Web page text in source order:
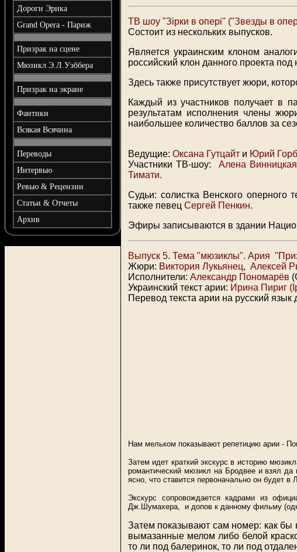
Дороги Эрика
Grand Opera - Париж
Призрак на сцене
Мюзикл Э.Л.Уэббера
Призрак на экране
Фантики
Всякая Всячина
Переводы
Интервью
Ревью & Рецензии
Статьи & Отчеты
Архив
ТВ шоу "Зірки в опері" ("Звезды в
Состоит из нескольких выпусков.
Является украинским клоном
российский клон данного проекта
Здесь также присутствует жюри,
Каждый из участников получает в
результатам исполнения члены
наибольшее количество баллов за
Ведущие: Оксана Гутцайт и Юрий
Участники ТВ-шоу:
Алена
Тимати.
Судьи: солистка Венского оперного
также певец Сергей Пенкин.
Эфиры записываются в здании
Выпуск 5. Тема "мюзиклы". Ария
Жюри: Виктория Лукьянец, Алексей
Исполнители: Александр Пономарёв
Украинский текст арии: Ирина Пириг
Перевод текста арии на русский язык
Нам мельком показывают репетицию арии -
Затем идет краткий экскурс в историю
романтический мюзикл на Бродвее и взял
ясно, что ставится первоначально он будет в
Экскурс сопровождается кадрами из
Дж.Шумахера, и допов к данному фильму
Затем показывают сам номер: как бы
вымазанные мелом либо белой
то ли под балеринок, то ли под